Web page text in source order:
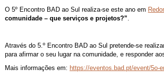
O 5º Encontro BAD ao Sul realiza-se este ano em
comunidade – que serviços e projetos?”.
Através do 5.º Encontro BAD ao Sul pretende-se
para afirmar o seu lugar na comunidade, e responder
Mais informações em: https://eventos.bad.pt/event/5o-